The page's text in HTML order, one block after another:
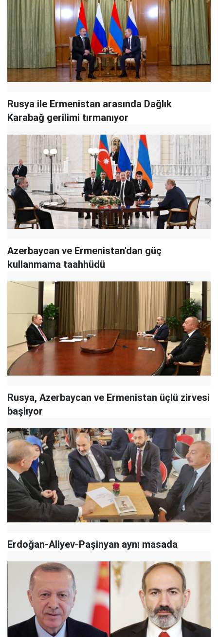
Rusya ile Ermenistan arasında Dağlık
Karabağ gerilimi tırmanıyor
Azerbaycan ve Ermenistan'dan güç
kullanmama taahhüdü
Rusya, Azerbaycan ve Ermenistan üçlü zirvesi
başlıyor
Erdoğan-Aliyev-Paşinyan aynı masada